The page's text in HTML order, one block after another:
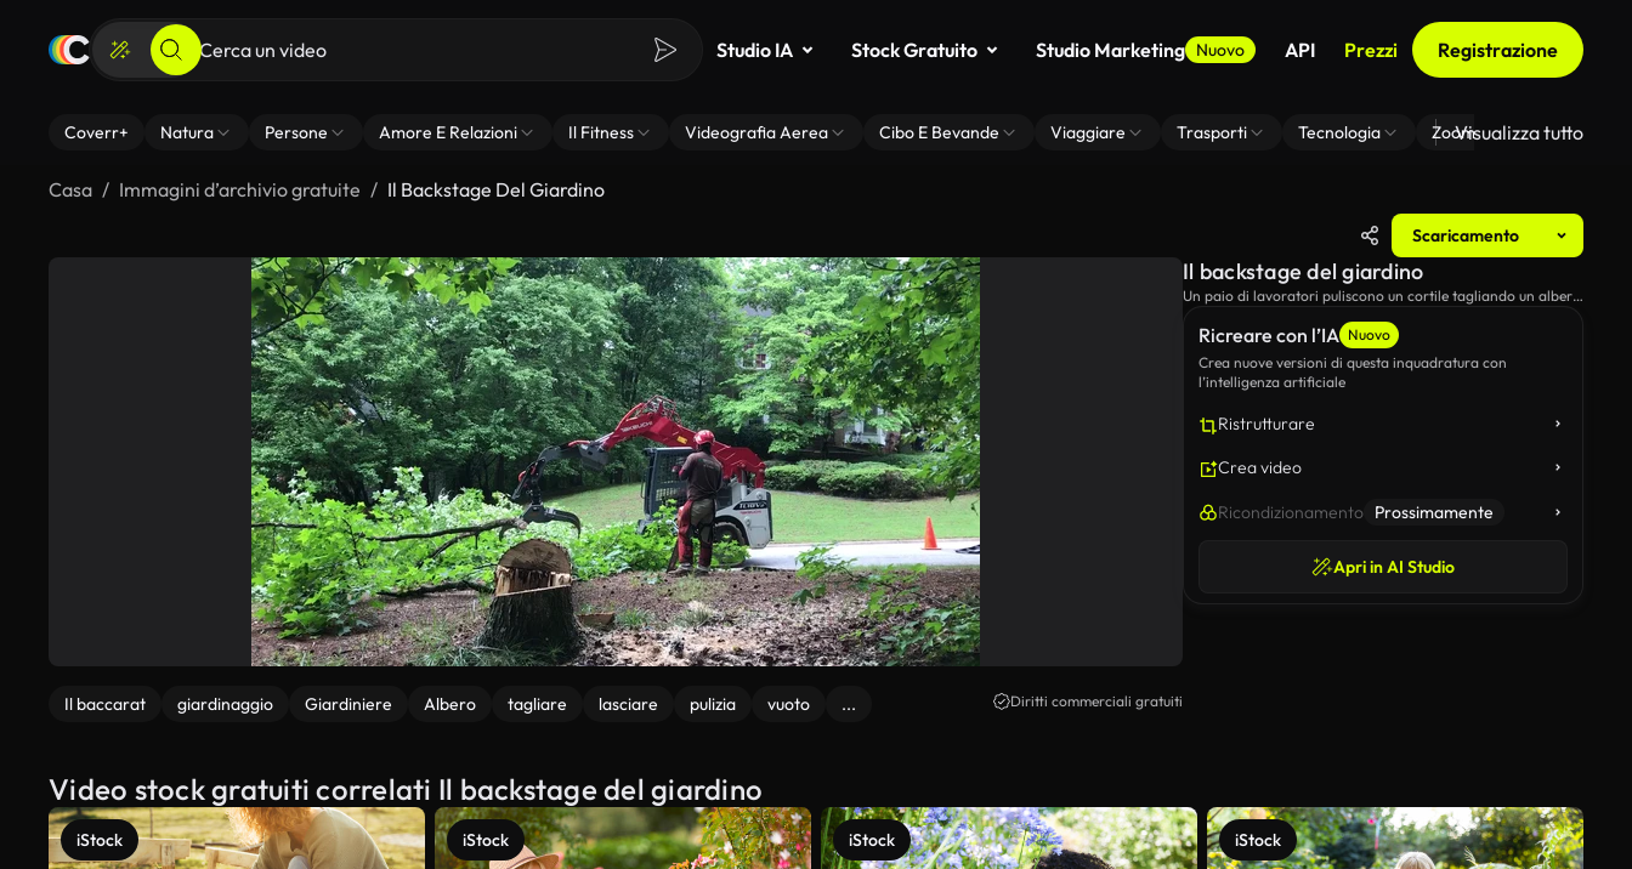
Studio IA Stock Gratuito Studio Marketing Nuovo API Prezzi Registrazione
Coverr+ Natura Persone Amore E Relazioni Il Fitness Videografia Aerea Cibo E Bevande Viaggiare Trasporti Tecnologia Zoom Di Sfondo Virtuale
Visualizza tutto
Casa Immagini d’archivio gratuite Il Backstage Del Giardino
Scaricamento
Il baccarat giardinaggio Giardiniere Albero tagliare lasciare pulizia vuoto ... Diritti commerciali gratuiti
Ricreare con l’IA Nuovo
Crea nuove versioni di questa inquadratura con
l’intelligenza artificiale
Ristrutturare
Crea video
Ricondizionamento Prossimamente
Apri in AI Studio
Il backstage del giardino
Un paio di lavoratori puliscono un cortile tagliando un albero
Video stock gratuiti correlati Il backstage del giardino
iStock iStock iStock iStock